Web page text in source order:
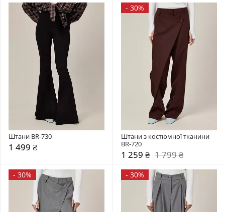
Штани BR-730
1 499 ₴
- 30%
Штани з костюмної тканини
BR-720
1 259 ₴ 1 799 ₴
- 30% - 30%